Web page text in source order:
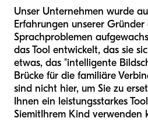
Unser Unternehmen wurde
Erfahrungen unserer
Sprachproblemen
das Tool entwickelt, das sie
etwas, das "intelligente
Brücke für die familiäre
sind nicht hier, um Sie zu
Ihnen ein leistungsstarkes
SiemitIhrem Kind verwenden